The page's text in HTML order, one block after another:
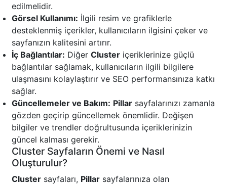
edilmelidir.
Görsel Kullanımı: İlgili resim ve grafiklerle
desteklenmiş içerikler, kullanıcıların ilgisini çeker ve
sayfanızın kalitesini artırır.
İç Bağlantılar: Diğer Cluster içeriklerinize güçlü
bağlantılar sağlamak, kullanıcıların ilgili bilgilere
ulaşmasını kolaylaştırır ve SEO performansınıza katkı
sağlar.
Güncellemeler ve Bakım: Pillar sayfalarınızı zamanla
gözden geçirip güncellemek önemlidir. Değişen
bilgiler ve trendler doğrultusunda içeriklerinizin
güncel kalması gerekir.
Cluster Sayfaların Önemi ve Nasıl
Oluşturulur?
Cluster sayfaları, Pillar sayfalarınıza olan